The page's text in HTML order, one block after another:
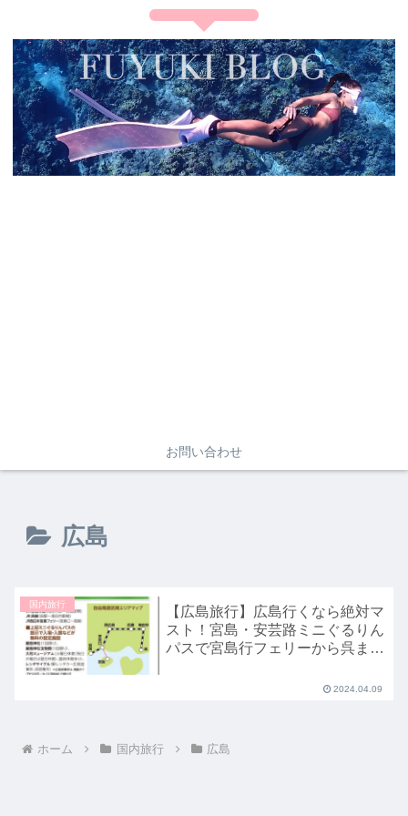
お問い合わせ
広島
国内旅行
【広島旅行】広島行くなら絶対マ
スト！宮島・安芸路ミニぐるりん
パスで宮島行フェリーから呉まで
2024.04.09
ホーム 国内旅行 広島